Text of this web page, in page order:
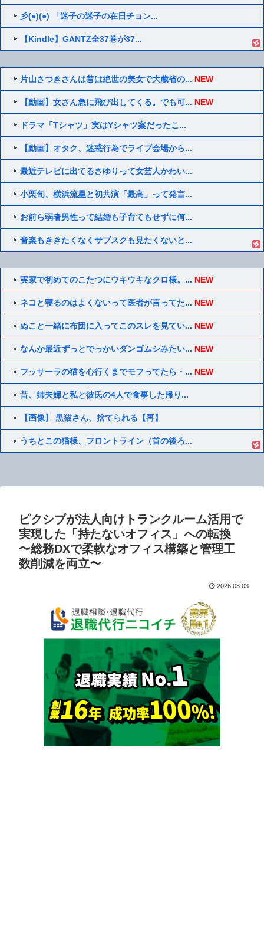
彡(●)(●) 「迷子の迷子の在日チョン...
【Kindle】GANTZ全37巻が37...
片山さつきさんは昔は絶世の美女で大蔵省の... NEW
【動画】女さん急に飛び出してくる。でも可... NEW
ドラマ「Tシャツ」実はYシャツ案だったこ...
【動画】オタク、迷惑行為でライブ会場から...
最近テレビに出てるさゆりって女芸人かわい...
小栗旬、横浜流星と初共演「最高」って発言...
お前ら弱者男性って結婚も子育てもせずに何...
音楽もききたくなくサブスクも見たくないと...
実家で初めてのこたつにウキウキなクロ様。... NEW
ネコと寝るのはよくないって医者が言ってた... NEW
ぬこと一緒に布団に入ってこのスレを見てい... NEW
なんか最近ずっとでっかいダンゴムシみたい... NEW
フッサーラの猫を心行くまでモフってたら・... NEW
昔、姉夫婦と私と彼氏の4人で食事した帰り...
【画像】 黒猫さん、捨てられる【再】
うちとこの猫様、フロントライン（首の後ろ...
ピクシブが法人向けトランクルーム活用で
実現した「持たないオフィス」への転換
〜総務DXで柔軟なオフィス構築と管理工
数削減を両立〜
2026.03.03